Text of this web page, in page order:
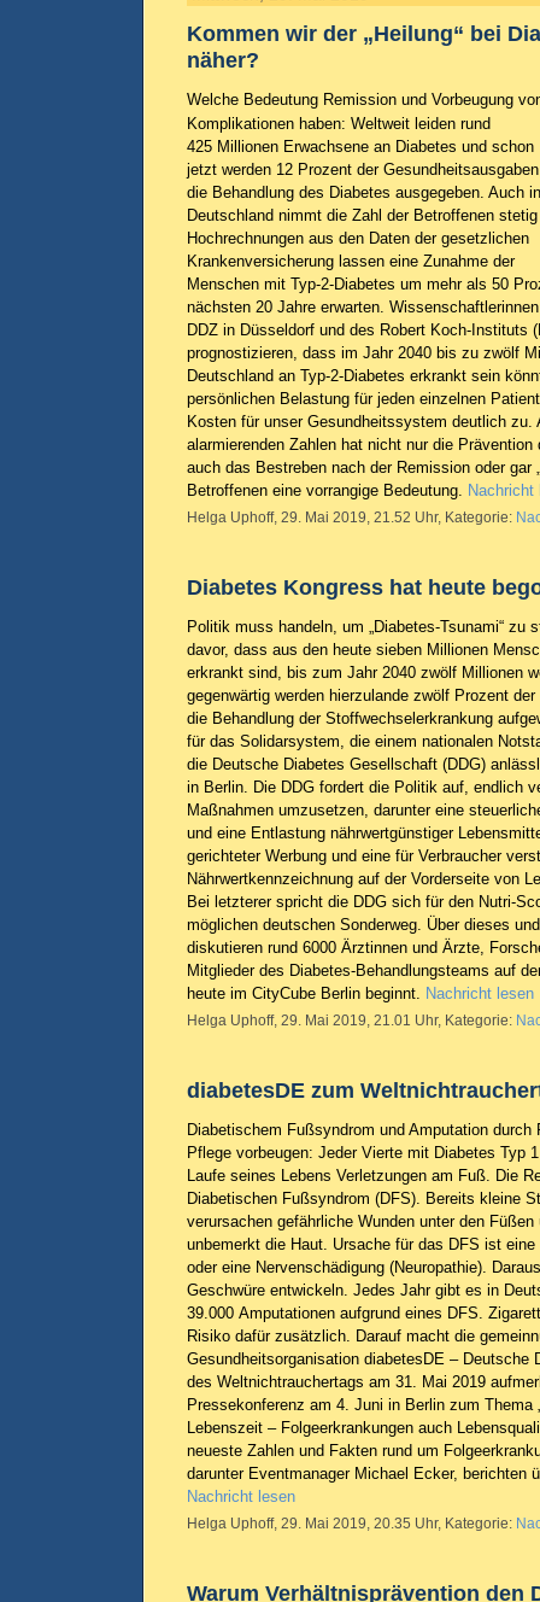
Kommen wir der „Heilung“ bei
näher?
Welche Bedeutung Remission und Vorbeugung
Komplikationen haben: Weltweit leiden rund
425 Millionen Erwachsene an Diabetes und schon
jetzt werden 12 Prozent der
die Behandlung des Diabetes ausgegeben. Auch in
Deutschland nimmt die Zahl der Betroffenen
Hochrechnungen aus den Daten der gesetzlichen
Krankenversicherung lassen eine Zunahme der
Menschen mit Typ-2-Diabetes um mehr als 50
nächsten 20 Jahre erwarten.
DDZ in Düsseldorf und des Robert Koch-Instituts
prognostizieren, dass im Jahr 2040 bis zu zwölf
Deutschland an Typ-2-Diabetes erkrankt sein
persönlichen Belastung für jeden einzelnen
Kosten für unser Gesundheitssystem deutlich zu.
alarmierenden Zahlen hat nicht nur die Prävention
auch das Bestreben nach der Remission oder gar
Betroffenen eine vorrangige Bedeutung. Nachricht
Helga Uphoff, 29. Mai 2019, 21.52 Uhr, Kategorie:
Diabetes Kongress hat heute
Politik muss handeln, um „Diabetes-Tsunami“ zu
davor, dass aus den heute sieben Millionen
erkrankt sind, bis zum Jahr 2040 zwölf Millionen
gegenwärtig werden hierzulande zwölf Prozent
die Behandlung der Stoffwechselerkrankung
für das Solidarsystem, die einem nationalen
die Deutsche Diabetes Gesellschaft (DDG)
in Berlin. Die DDG fordert die Politik auf, endlich
Maßnahmen umzusetzen, darunter eine
und eine Entlastung nährwertgünstiger
gerichteter Werbung und eine für Verbraucher
Nährwertkennzeichnung auf der Vorderseite von
Bei letzterer spricht die DDG sich für den Nutri-
möglichen deutschen Sonderweg. Über dieses
diskutieren rund 6000 Ärztinnen und Ärzte,
Mitglieder des Diabetes-Behandlungsteams auf
heute im CityCube Berlin beginnt. Nachricht lesen
Helga Uphoff, 29. Mai 2019, 21.01 Uhr, Kategorie:
diabetesDE zum
Diabetischem Fußsyndrom und Amputation durch
Pflege vorbeugen: Jeder Vierte mit Diabetes Typ
Laufe seines Lebens Verletzungen am Fuß. Die
Diabetischen Fußsyndrom (DFS). Bereits kleine
verursachen gefährliche Wunden unter den
unbemerkt die Haut. Ursache für das DFS ist
oder eine Nervenschädigung (Neuropathie).
Geschwüre entwickeln. Jedes Jahr gibt es in
39.000 Amputationen aufgrund eines DFS.
Risiko dafür zusätzlich. Darauf macht die
Gesundheitsorganisation diabetesDE – Deutsche
des Weltnichtrauchertags am 31. Mai 2019
Pressekonferenz am 4. Juni in Berlin zum Thema
Lebenszeit – Folgeerkrankungen auch
neueste Zahlen und Fakten rund um
darunter Eventmanager Michael Ecker, berichten
Nachricht lesen
Helga Uphoff, 29. Mai 2019, 20.35 Uhr, Kategorie:
Warum Verhältnisprävention den